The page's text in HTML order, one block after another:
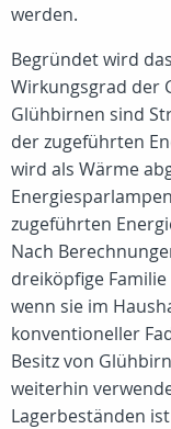
werden.
Begründet wird
Wirkungsgrad der
Glühbirnen sind
der zugeführten
wird als Wärme
zugeführten
Nach
dreiköpfige
wenn sie im
konventioneller
Besitz von
weiterhin
Lagerbeständen